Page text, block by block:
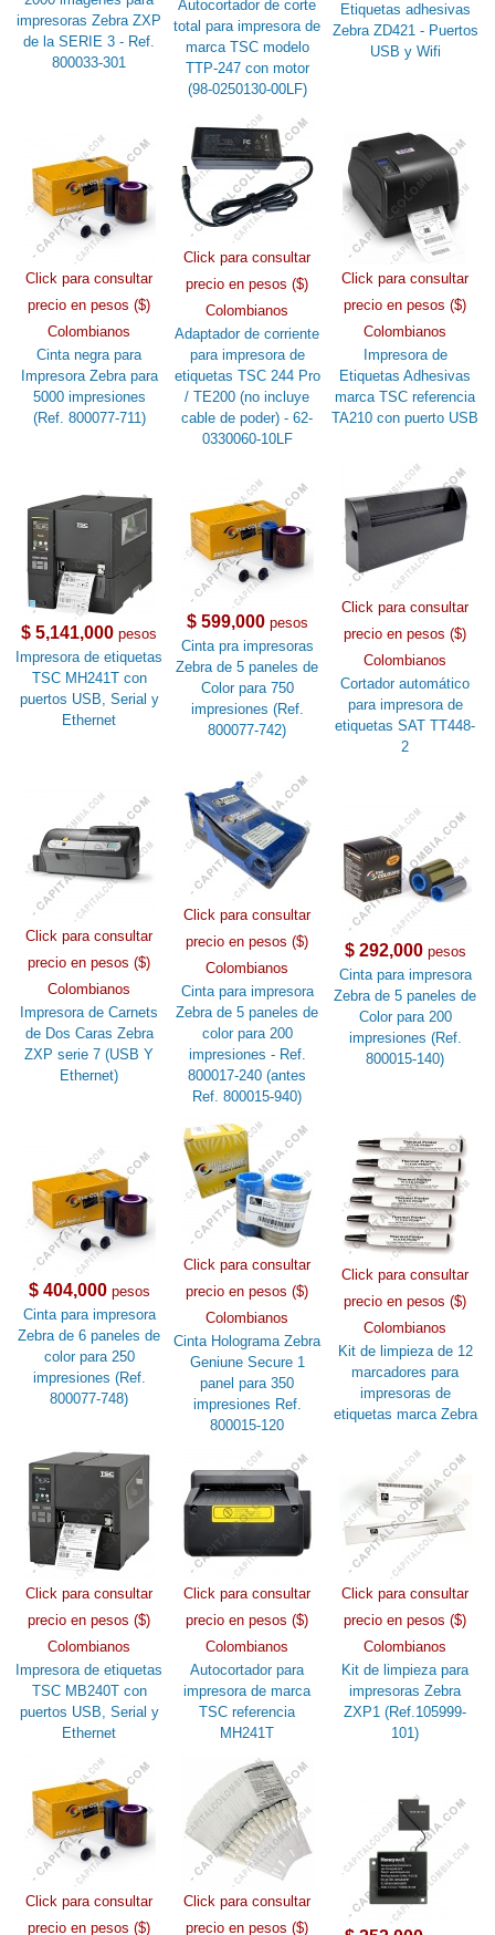
impresoras Zebra ZXP
de la SERIE 3 - Ref.
800033-301
Autocortador de corte
total para impresora de
marca TSC modelo
TTP-247 con motor
(98-0250130-00LF)
Etiquetas adhesivas
Zebra ZD421 - Puertos
USB y Wifi
Click para consultar
precio en pesos ($)
Colombianos
Cinta negra para
Impresora Zebra para
5000 impresiones
(Ref. 800077-711)
Click para consultar
precio en pesos ($)
Colombianos
Adaptador de corriente
para impresora de
etiquetas TSC 244 Pro
/ TE200 (no incluye
cable de poder) - 62-
0330060-10LF
Click para consultar
precio en pesos ($)
Colombianos
Impresora de
Etiquetas Adhesivas
marca TSC referencia
TA210 con puerto USB
$ 5,141,000 pesos
Impresora de etiquetas
TSC MH241T con
puertos USB, Serial y
Ethernet
$ 599,000pesos
Cinta pra impresoras
Zebra de 5 paneles de
Color para 750
impresiones (Ref.
800077-742)
Click para consultar
precio en pesos ($)
Colombianos
Cortador automático
para impresora de
etiquetas SAT TT448-
2
Click para consultar
precio en pesos ($)
Colombianos
Impresora de Carnets
de Dos Caras Zebra
ZXP serie 7 (USB Y
Ethernet)
Click para consultar
precio en pesos ($)
Colombianos
Cinta para impresora
Zebra de 5 paneles de
color para 200
impresiones - Ref.
800017-240 (antes
Ref. 800015-940)
$ 292,000pesos
Cinta para impresora
Zebra de 5 paneles de
Color para 200
impresiones (Ref.
800015-140)
$ 404,000pesos
Cinta para impresora
Zebra de 6 paneles de
color para 250
impresiones (Ref.
800077-748)
Click para consultar
precio en pesos ($)
Colombianos
Cinta Holograma Zebra
Geniune Secure 1
panel para 350
impresiones Ref.
800015-120
Click para consultar
precio en pesos ($)
Colombianos
Kit de limpieza de 12
marcadores para
impresoras de
etiquetas marca Zebra
Click para consultar
precio en pesos ($)
Colombianos
Impresora de etiquetas
TSC MB240T con
puertos USB, Serial y
Ethernet
Click para consultar
precio en pesos ($)
Colombianos
Autocortador para
impresora de marca
TSC referencia
MH241T
Click para consultar
precio en pesos ($)
Colombianos
Kit de limpieza para
impresoras Zebra
ZXP1 (Ref.105999-
101)
Click para consultar
precio en pesos ($)
Click para consultar
precio en pesos ($)